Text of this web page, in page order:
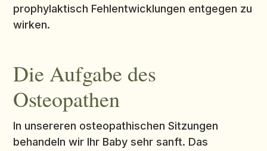
prophylaktisch Fehlentwicklungen entgegen zu
wirken.
Die Aufgabe des
Osteopathen
In unsereren osteopathischen Sitzungen
behandeln wir Ihr Baby sehr sanft. Das